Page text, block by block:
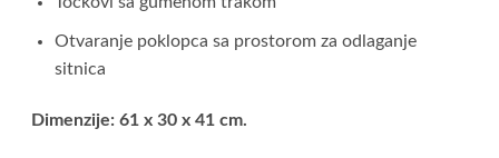
Otvaranje poklopca sa prostorom za odlaganje
sitnica
Dimenzije: 61 x 30 x 41 cm.